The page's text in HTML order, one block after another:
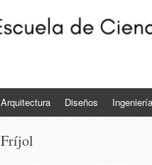
Arquitectura Diseños
Fríjol